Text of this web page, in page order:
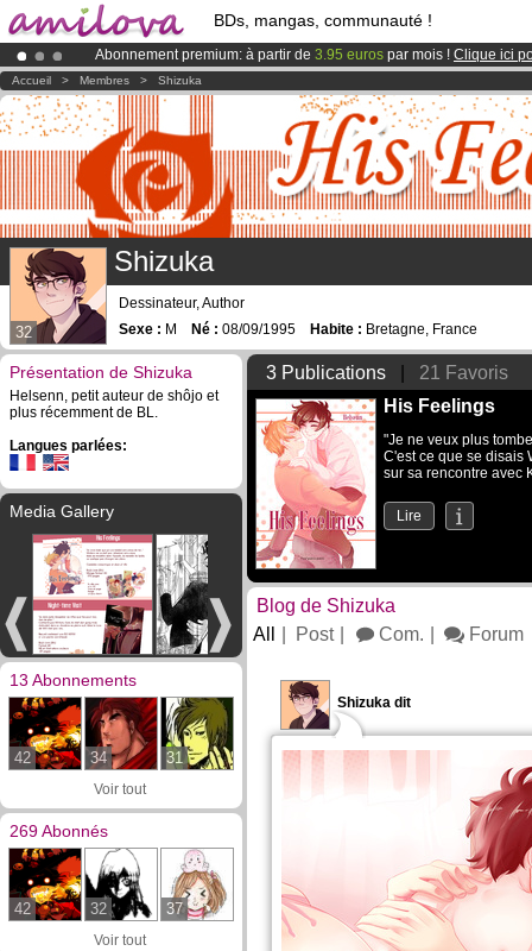
BDs, mangas, communauté !
Abonnement premium: à partir de 3.95 euros par mois ! Clique ici
Déjà 134393membreset 1208BDs & Mangas!
LeKickstarter Amilova est désormais lancé!.
Accueil > Membres > Shizuka
32
Shizuka
Dessinateur, Author
Sexe : M Né : 08/09/1995 Habite : Bretagne, France
Présentation de Shizuka
Helsenn, petit auteur de shôjo et
plus récemment de BL.
Langues parlées:
Media Gallery
13 Abonnements
42 34 31
Voir tout
269 Abonnés
42 32 37
Voir tout
3 Publications
21 Favoris
His Feelings
"Je ne veux plus
C'est ce que se disais
sur sa rencontre avec
Lire
Blog de Shizuka
All
Post Com. Forum
Shizuka dit